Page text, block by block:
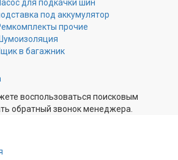
для подкачки шин
под аккумулятор
прочие
в багажник
воспользоваться поисковым
обратный звонок менеджера.